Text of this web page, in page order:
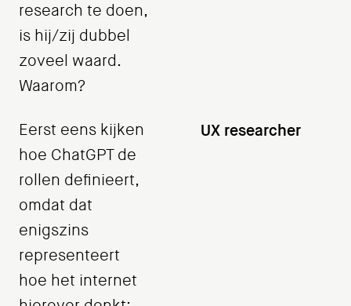
research te doen,
is hij/zij dubbel
zoveel waard.
Waarom?
Eerst eens kijken
hoe ChatGPT de
rollen definieert,
omdat dat
enigszins
representeert
hoe het internet
UX researcher